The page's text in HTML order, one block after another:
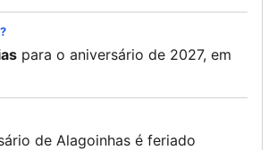
para o aniversário de 2027, em
de Alagoinhas é feriado